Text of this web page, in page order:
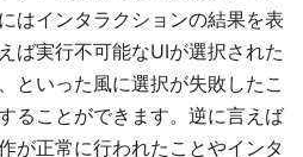
はインタラクションの結果を表
ば実行不可能なUIが選択された
といった風に選択が失敗したこ
ることができます。逆に言えば
が正常に行われたことやインタ